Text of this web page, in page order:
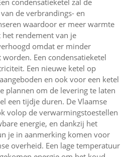
condensatieketel zal de
de verbrandings- en
waardoor er meer warmte
rendement van je
omdat er minder
Een condensatieketel
Een nieuwe ketel op
en ook voor een ketel
plannen om de levering te laten
een tijdje duren. De Vlaamse
volop de verwarmingstoestellen
energie, en dankzij het
je in aanmerking komen voor
overheid. Een lage temperatuur